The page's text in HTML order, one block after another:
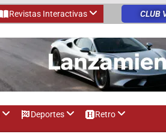
Revistas Interactivas CLUB
Deportes Retro